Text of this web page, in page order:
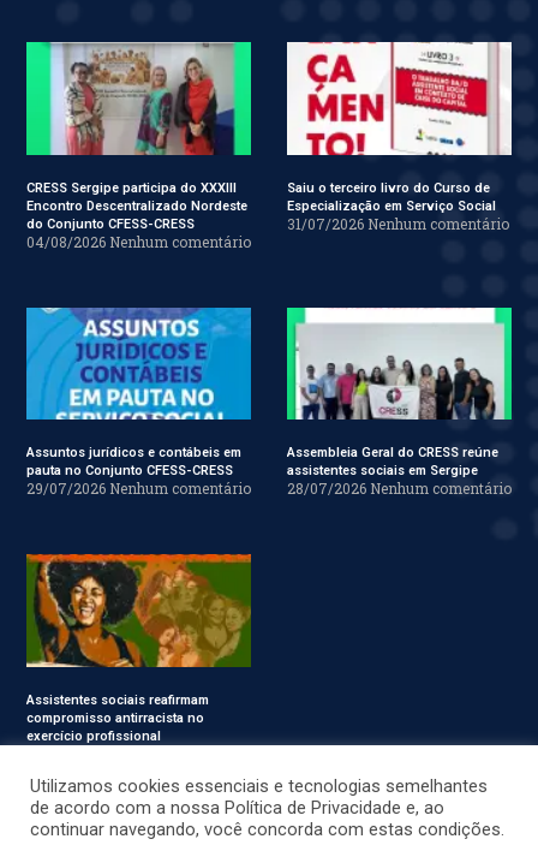
CRESS Sergipe participa do XXXIII
Encontro Descentralizado Nordeste
do Conjunto CFESS-CRESS
04/08/2026 Nenhum comentário
Saiu o terceiro livro do Curso de
Especialização em Serviço Social
31/07/2026 Nenhum comentário
Assuntos jurídicos e contábeis em
pauta no Conjunto CFESS-CRESS
29/07/2026 Nenhum comentário
Assembleia Geral do CRESS reúne
assistentes sociais em Sergipe
28/07/2026 Nenhum comentário
Assistentes sociais reafirmam
compromisso antirracista no
exercício profissional
Utilizamos cookies essenciais e tecnologias semelhantes
de acordo com a nossa Política de Privacidade e, ao
continuar navegando, você concorda com estas condições.